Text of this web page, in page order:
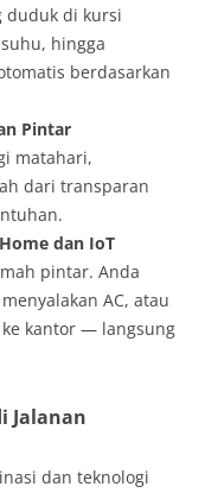
duduk di kursi
hingga
berdasarkan
Pintar
matahari,
dari transparan
dan IoT
pintar. Anda
AC, atau
kantor — langsung
Jalanan
dan teknologi